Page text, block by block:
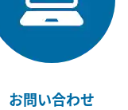
お問い合わせ